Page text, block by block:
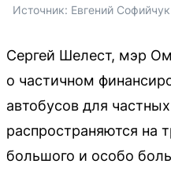
Источник: Евгений
Сергей Шелест, мэр
о частичном
автобусов для
распространяются на
большого и особо